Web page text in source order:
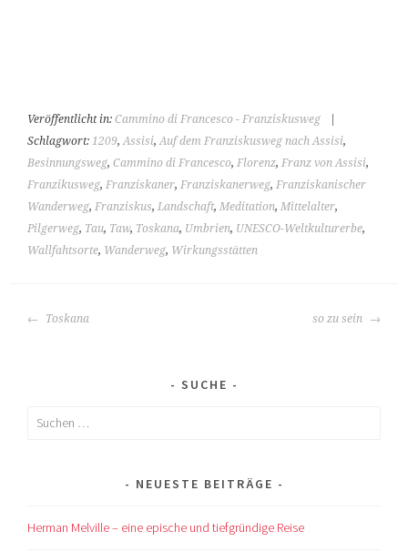
Veröffentlicht in:Cammino di Francesco - Franziskusweg
Schlagwort: 1209,Assisi,Auf dem Franziskusweg nach Assisi,
Besinnungsweg,Cammino di Francesco,Florenz,Franz von Assisi,
Franzikusweg,Franziskaner,Franziskanerweg,Franziskanischer
Wanderweg,Franziskus,Landschaft,Meditation,Mittelalter,
Pilgerweg, Tau, Taw, Toskana, Umbrien, UNESCO-Weltkulturerbe,
Wallfahtsorte, Wanderweg, Wirkungsstätten
BEITRAGS-
Toskana so zu sein
SUCHE
Suchen
NEUESTE BEITRÄGE
Herman Melville – eine epische und tiefgründige Reise